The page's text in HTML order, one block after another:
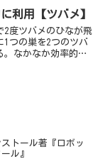
利用【ツバメ】
2度ツバメのひなが飛
1つの巣を2つのツバ
。なかなか効率的で
トール著『ロボッ
ル』